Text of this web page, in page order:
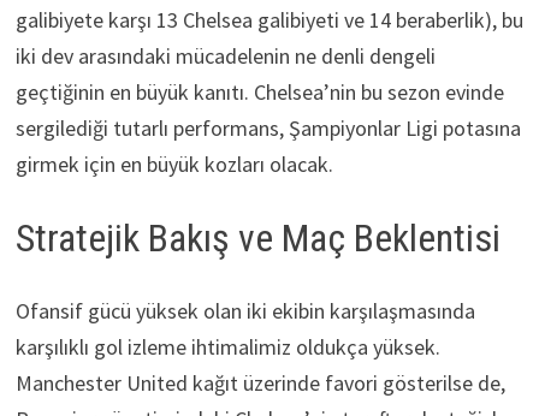
galibiyete karşı 13 Chelsea galibiyeti ve 14 beraberlik), bu
iki dev arasındaki mücadelenin ne denli dengeli
geçtiğinin en büyük kanıtı. Chelsea’nin bu sezon evinde
sergilediği tutarlı performans, Şampiyonlar Ligi potasına
girmek için en büyük kozları olacak.
Stratejik Bakış ve Maç Beklentisi
Ofansif gücü yüksek olan iki ekibin karşılaşmasında
karşılıklı gol izleme ihtimalimiz oldukça yüksek.
Manchester United kağıt üzerinde favori gösterilse de,